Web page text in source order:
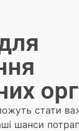
стати
шанси